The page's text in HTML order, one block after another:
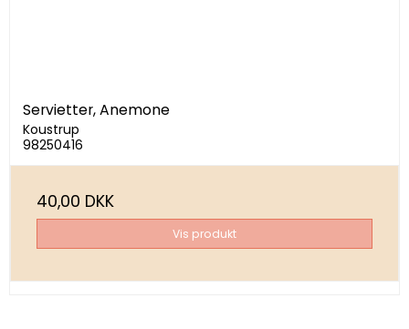
Servietter, Anemone
Koustrup
98250416
40,00 DKK
Vis produkt